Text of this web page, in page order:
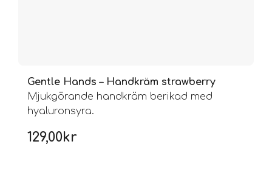
Gentle Hands – Handkräm strawberry
Mjukgörande handkräm berikad med
hyaluronsyra.
129,00kr